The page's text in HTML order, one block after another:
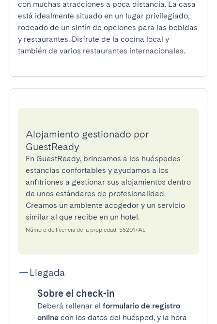
con muchas atracciones a poca distancia. La casa
está idealmente situado en un lugar privilegiado,
rodeado de un sinfín de opciones para las bebidas
y restaurantes. Disfrute de la cocina local y
también de varios restaurantes internacionales.
Alojamiento gestionado por
GuestReady
En GuestReady, brindamos a los huéspedes
estancias confortables y ayudamos a los
anfitriones a gestionar sus alojamientos dentro
de unos estándares de profesionalidad.
Creamos un ambiente acogedor y un servicio
similar al que recibe en un hotel.
Número de licencia de la propiedad: 55201/AL
Llegada
Sobre el check-in
Deberá rellenar el formulario de registro
online con los datos del huésped, y la hora